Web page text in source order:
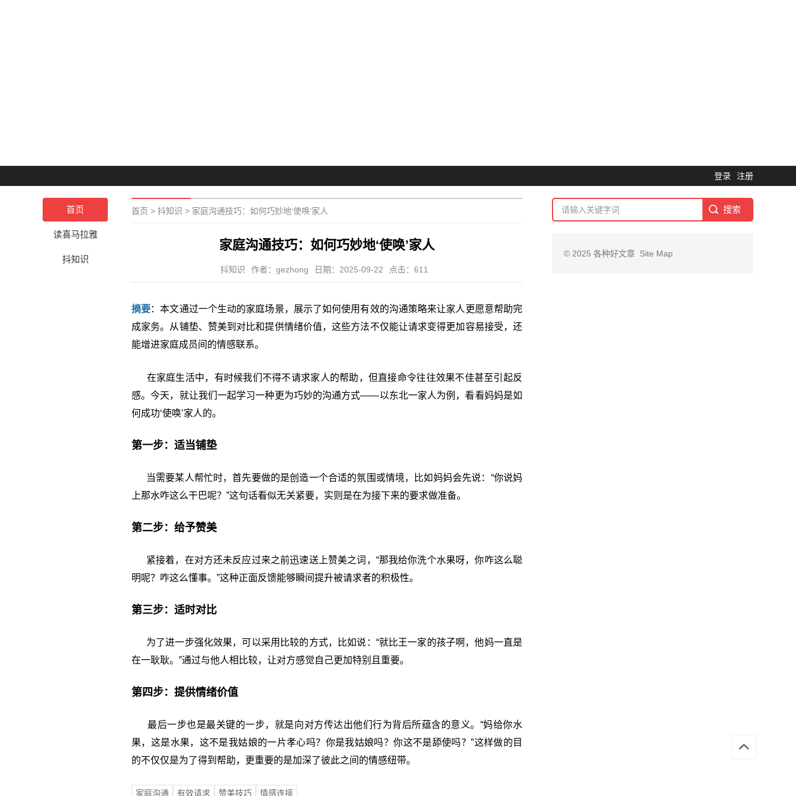
登录 注册
首页
读喜马拉雅
抖知识
首页 > 抖知识 > 家庭沟通技巧：如何巧妙地‘使唤’家人
家庭沟通技巧：如何巧妙地‘使唤’家人
抖知识 作者：gezhong 日期：2025-09-22 点击：611
摘要：本文通过一个生动的家庭场景，展示了如何使用有效的沟通策略来让家人更愿意帮助完
成家务。从铺垫、赞美到对比和提供情绪价值，这些方法不仅能让请求变得更加容易接受，还
能增进家庭成员间的情感联系。
在家庭生活中，有时候我们不得不请求家人的帮助，但直接命令往往效果不佳甚至引起反
感。今天，就让我们一起学习一种更为巧妙的沟通方式——以东北一家人为例，看看妈妈是如
何成功‘使唤’家人的。
第一步：适当铺垫
当需要某人帮忙时，首先要做的是创造一个合适的氛围或情境，比如妈妈会先说：“你说妈
上那水咋这么干巴呢？”这句话看似无关紧要，实则是在为接下来的要求做准备。
第二步：给予赞美
紧接着，在对方还未反应过来之前迅速送上赞美之词，“那我给你洗个水果呀，你咋这么聪
明呢？咋这么懂事。”这种正面反馈能够瞬间提升被请求者的积极性。
第三步：适时对比
为了进一步强化效果，可以采用比较的方式，比如说：“就比王一家的孩子啊，他妈一直是
在一耿耿。”通过与他人相比较，让对方感觉自己更加特别且重要。
第四步：提供情绪价值
最后一步也是最关键的一步，就是向对方传达出他们行为背后所蕴含的意义。“妈给你水
果，这是水果，这不是我姑娘的一片孝心吗？你是我姑娘吗？你这不是舔使吗？”这样做的目
的不仅仅是为了得到帮助，更重要的是加深了彼此之间的情感纽带。
家庭沟通 有效请求 赞美技巧 情感连接
© 2025 各种好文章 Site Map